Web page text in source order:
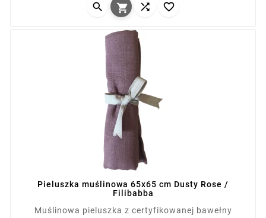
idealna na prezent dla noworodka.
   
Pieluszka muślinowa 65x65 cm Dusty Rose /
Filibabba
Muślinowa pieluszka z certyfikowanej bawełny